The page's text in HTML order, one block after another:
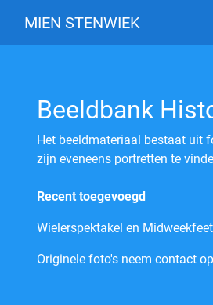
MIEN STENWIEK
Beeldbank
Het beeldmateriaal bestaat uit
zijn eveneens portretten te
Recent toegevoegd
Wielerspektakel en
Originele foto's neem contact